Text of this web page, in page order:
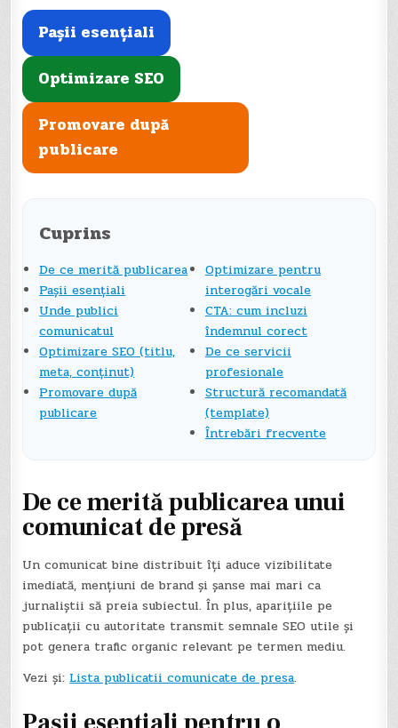
Pașii esențiali
Optimizare SEO
Promovare după
publicare
Cuprins
De ce merită publicarea
Pașii esențiali
Unde publici
comunicatul
Optimizare SEO (titlu,
meta, conținut)
Promovare după
publicare
Optimizare pentru
interogări vocale
CTA: cum incluzi
îndemnul corect
De ce servicii
profesionale
Structură recomandată
(template)
Întrebări frecvente
De ce merită publicarea unui
comunicat de presă
Un comunicat bine distribuit îți aduce vizibilitate
imediată, mențiuni de brand și șanse mai mari ca
jurnaliștii să preia subiectul. În plus, aparițiile pe
publicații cu autoritate transmit semnale SEO utile și
pot genera trafic organic relevant pe termen mediu.
Vezi și: Lista publicatii comunicate de presa.